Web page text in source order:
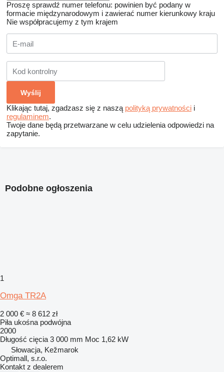
Proszę sprawdź numer telefonu: powinien być podany w
formacie międzynarodowym i zawierać numer kierunkowy kraju
Nie współpracujemy z tym krajem
Klikając tutaj, zgadzasz się z naszą polityką prywatności i
regulaminem.
Twoje dane będą przetwarzane w celu udzielenia odpowiedzi na
zapytanie.
Podobne ogłoszenia
1
Omga TR2A
2 000 € ≈ 8 612 zł
Piła ukośna podwójna
2000
Długość cięcia 3 000 mm Moc 1,62 kW
Słowacja, Kežmarok
Optimall, s.r.o.
Kontakt z dealerem